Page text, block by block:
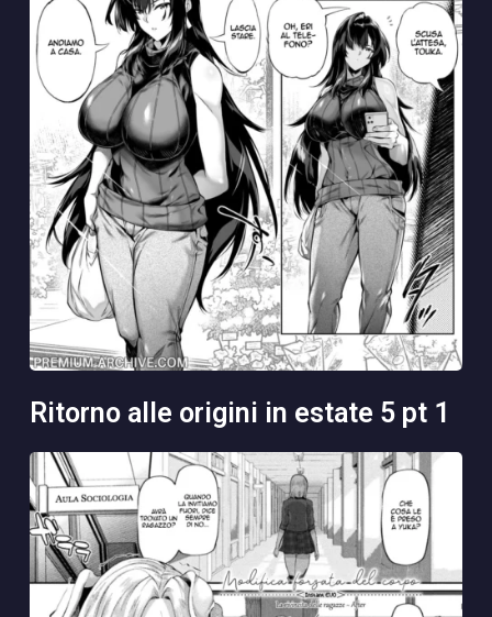
ritorno alle origini in estate 5 pt 1